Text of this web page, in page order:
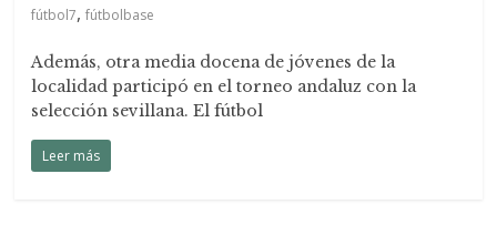
fútbol7,fútbolbase
Además, otra media docena de jóvenes de la
localidad participó en el torneo andaluz con la
selección sevillana. El fútbol
Leer más